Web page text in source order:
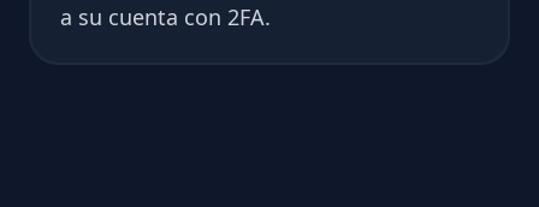
a su cuenta con 2FA.